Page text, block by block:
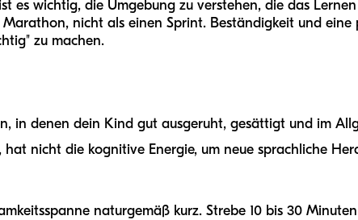
es wichtig, die Umgebung zu verstehen, die das
nicht als einen Sprint. Beständigkeit und eine
zu machen.
in denen dein Kind gut ausgeruht, gesättigt und im
nicht die kognitive Energie, um neue sprachliche
naturgemäß kurz. Strebe 10 bis 30